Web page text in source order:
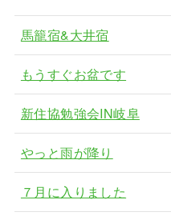
馬籠宿&大井宿
もうすぐお盆です
新住協勉強会IN岐阜
やっと雨が降り
７月に入りました